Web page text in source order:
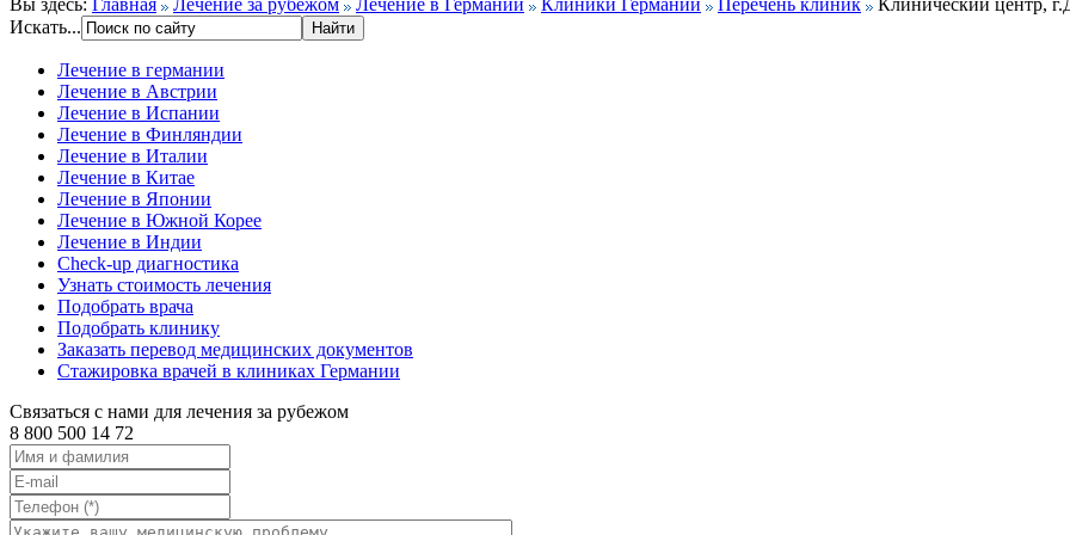
Вы здесь: Главная Лечение за рубежом Лечение в Германии Клиники Германии Перечень клиник
Клинический центр,
Искать...
Лечение в германии
Лечение в Австрии
Лечение в Испании
Лечение в Финляндии
Лечение в Италии
Лечение в Китае
Лечение в Японии
Лечение в Южной Корее
Лечение в Индии
Check-up диагностика
Узнать стоимость лечения
Подобрать врача
Подобрать клинику
Заказать перевод медицинских документов
Стажировка врачей в клиниках Германии
Связаться с нами для лечения за рубежом
8 800 500 14 72